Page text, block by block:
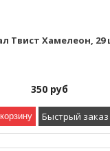
Твист Хамелеон, 29
350 руб
Быстрый заказ